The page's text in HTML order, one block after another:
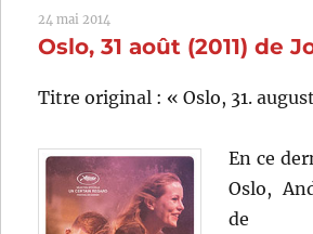
24 mai 2014
Oslo, 31 août (2011) de
Titre original : « Oslo, 31.
En ce
Oslo,
de